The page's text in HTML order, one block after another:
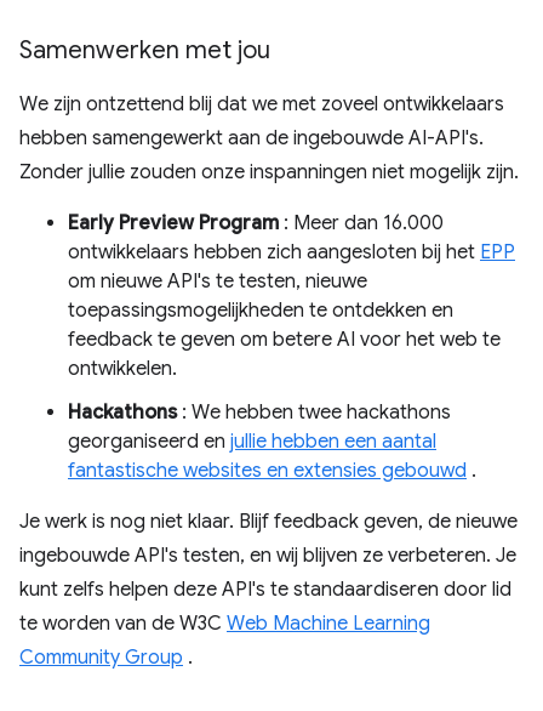
Samenwerken met jou
We zijn ontzettend blij dat we met zoveel ontwikkelaars
hebben samengewerkt aan de ingebouwde AI-API's.
Zonder jullie zouden onze inspanningen niet mogelijk zijn.
Early Preview Program : Meer dan 16.000
ontwikkelaars hebben zich aangesloten bij het EPP
om nieuwe API's te testen, nieuwe
toepassingsmogelijkheden te ontdekken en
feedback te geven om betere AI voor het web te
ontwikkelen.
Hackathons: We hebben twee hackathons
georganiseerd en jullie hebben een aantal
fantastische websites en extensies gebouwd .
Je werk is nog niet klaar. Blijf feedback geven, de nieuwe
ingebouwde API's testen, en wij blijven ze verbeteren. Je
kunt zelfs helpen deze API's te standaardiseren door lid
te worden van de W3C Web Machine Learning
Community Group .